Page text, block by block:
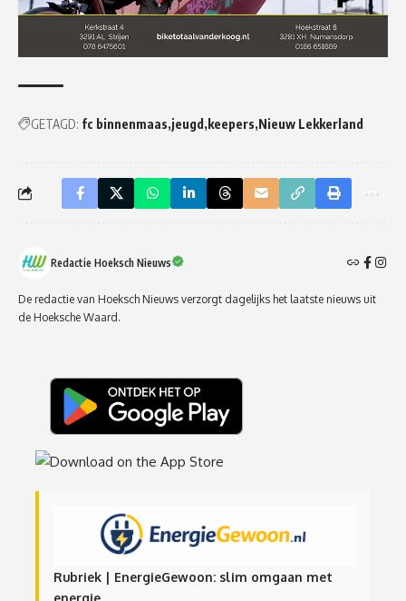
GETAGD: fc binnenmaas jeugd keepers Nieuw Lekkerland
Redactie Hoeksch Nieuws
De redactie van Hoeksch Nieuws verzorgt dagelijks het laatste nieuws uit
de Hoeksche Waard.
Rubriek | EnergieGewoon: slim omgaan met
energie